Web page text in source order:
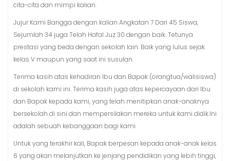
cita-cita dan mimpi kalian.
Jujur Kami Bangga dengan kalian Angkatan 7 Dari 45 Siswa,
Sejumlah 34 juga Telah Hafal Juz 30 dengan baik. Tetunya
prestasi yang beda dengan sekolah lain. Baik yang lulus sejak
kelas V maupun yang saat ini susulan.
Terima kasih atas kehadiran Ibu dan Bapak (orangtua/walisiswa)
di sekolah kami ini. Terima kasih juga atas kepercayaan dari Ibu
dan Bapak kepada kami, yang telah menitipkan anak-anaknya
bersekolah di sini dan mempersilakan mereka untuk kami didik.Ini
adalah sebuah kebanggaan bagi kami.
Untuk yang terakhir kali, Bapak berpesan kepada anak-anak kelas
6 yang akan melanjutkan ke jenjang pendidikan yang lebih tinggi,